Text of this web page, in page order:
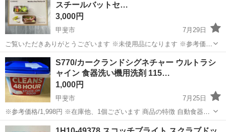
スチールバットセ…
3,000円
甲斐市
7月29日
ご覧いただきありがとうございます ※未使用品になります ※参考価
格/4,398円 【商品特徴】 ・耐久性に優れたステンレス304使用 ・透明
カバーで中身が見やすい ・積み重ね可能な省スペース設計です ・冷
蔵...
山梨 甲斐市
S770/カークランドシグネチャー ウルトラシ
ャイン 食器洗い機用洗剤 115…
1,000円
甲斐市
7月25日
※参考価格/1,998円 ※在庫他、1個ございます 商品の特徴 自動食器洗
い機用洗剤 115 パック 予洗い不要 レモンシトラスの香り 形状 タブレ
山梨 甲斐市 カークランド